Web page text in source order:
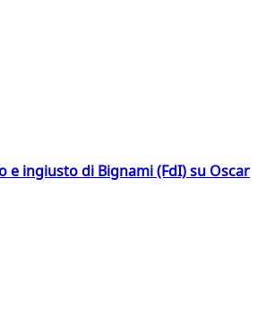
e ingiusto di Bignami (FdI) su Oscar